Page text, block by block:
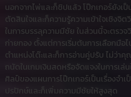
นอกจากไพ่และก็ชิปแล้ว โป๊กเกอร์ยังเ
ตัดสินใจและก็ความรู้ความเข้าใจเชิง
ในการบรรลุความมีชัย ในส่วนนี้จะตรว
ก่ายกอง ตั้งแต่การเริ่มต้นการเลือกมือ
ตำแหน่งโต๊ะและก็การอ่านคู่ปรับ ไม่ว่า
ถนัดในเกมเงินสดหรือจัดแจงในการเล่
ศิลป์ของแผนการโป๊กเกอร์เป็นเรื่องจำเ
ปรปักษ์และก็เพิ่มความมีชัยให้สูงสุด